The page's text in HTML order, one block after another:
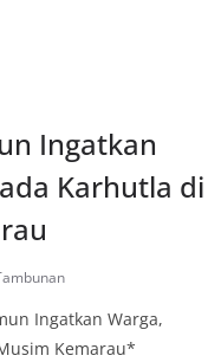
Ingatkan
Karhutla di
Ingatkan Warga,
Kemarau*